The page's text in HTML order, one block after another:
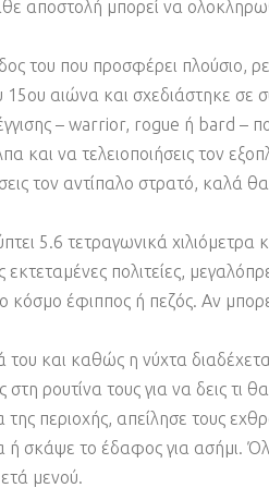
αποστολή μπορεί να
του που προσφέρει πλούσιο,
αιώνα και σχεδιάστηκε σε
– warrior, rogue ή bard –
και να τελειοποιήσεις τον
τον αντίπαλο στρατό, καλά
5.6 τετραγωνικά χιλιόμετρα
πολιτείες,
έφιππος ή πεζός. Αν
και καθώς η νύχτα
ρουτίνα τους για να δεις τι
περιοχής, απείλησε τους
ή σκάψε το έδαφος για ασήμι.
μενού.